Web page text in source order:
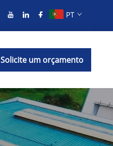
PT
Solicite um orçamento